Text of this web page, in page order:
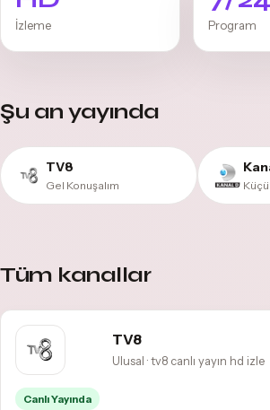
İzleme Program
Şu an yayında
TV8
Gel Konuşalım
Tüm kanallar
TV8
Ulusal · tv8 canlı yayın hd izle
Canlı Yayında